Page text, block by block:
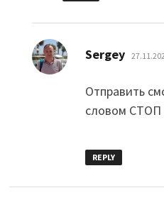
Sergey says:
Отправить
словом СТОП
REPLY